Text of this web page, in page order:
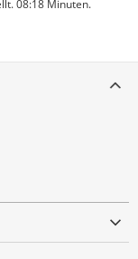
08:18 Minuten.